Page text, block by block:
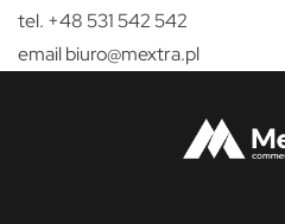
tel. +48 531 542 542
emailbiuro@mextra.pl